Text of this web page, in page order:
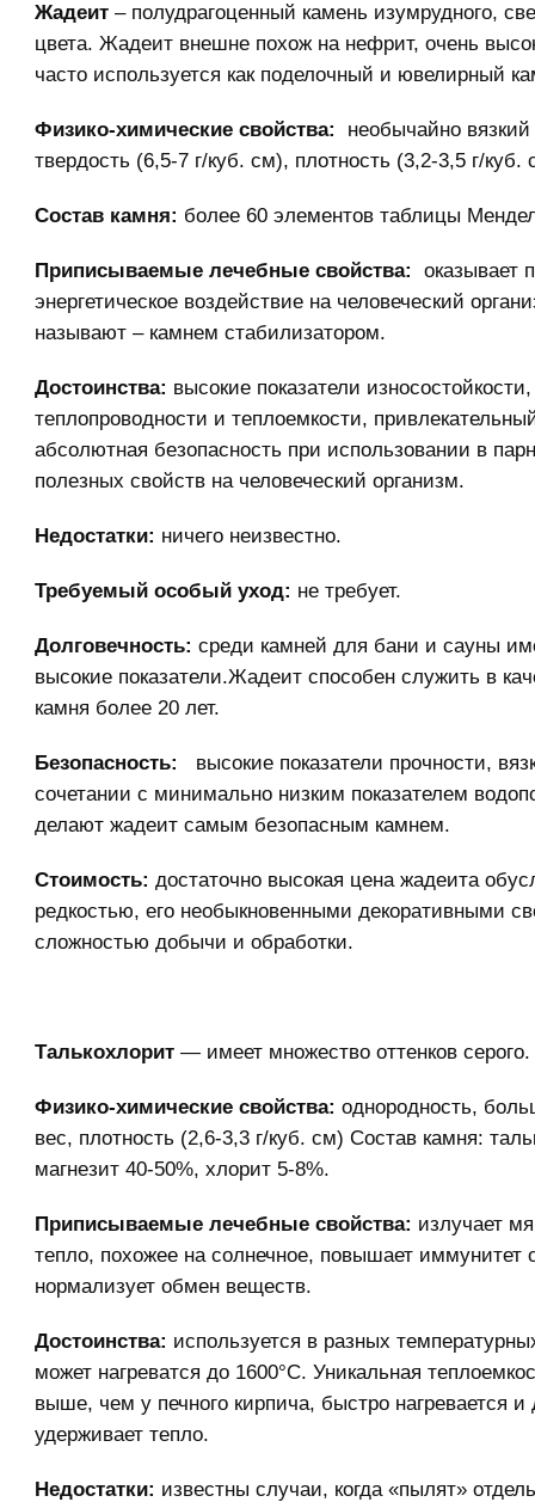
Жадеит – полудрагоценный камень изумрудного,
цвета. Жадеит внешне похож на нефрит, очень
часто используется как поделочный и ювелирный
Физико-химические свойства: необычайно
твердость (6,5-7 г/куб. см), плотность (3,2-3,5 г/куб.
Состав камня: более 60 элементов таблицы
Приписываемые лечебные свойства: оказывает
энергетическое воздействие на человеческий
называют – камнем стабилизатором.
Достоинства: высокие показатели
теплопроводности и теплоемкости,
абсолютная безопасность при использовании в
полезных свойств на человеческий организм.
Недостатки: ничего неизвестно.
Требуемый особый уход: не требует.
Долговечность: среди камней для бани и сауны
высокие показатели.Жадеит способен служить в
камня более 20 лет.
Безопасность: высокие показатели прочности,
сочетании с минимально низким показателем
делают жадеит самым безопасным камнем.
Стоимость: достаточно высокая цена жадеита
редкостью, его необыкновенными декоративными
сложностью добычи и обработки.
Талькохлорит — имеет множество оттенков серого.
Физико-химические свойства: однородность,
вес, плотность (2,6-3,3 г/куб. см) Состав камня:
магнезит 40-50%, хлорит 5-8%.
Приписываемые лечебные свойства: излучает
тепло, похожее на солнечное, повышает иммунитет
нормализует обмен веществ.
Достоинства: используется в разных
может нагреватся до 1600°С. Уникальная
выше, чем у печного кирпича, быстро нагревается и
удерживает тепло.
Недостатки: известны случаи, когда «пылят»